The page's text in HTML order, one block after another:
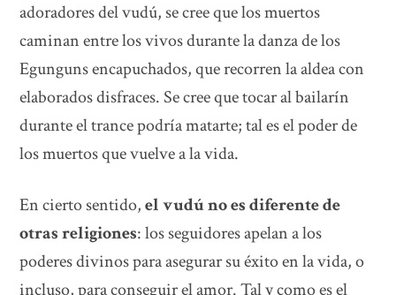
adoradores del vudú, se cree que los muertos
caminan entre los vivos durante la danza de los
Egunguns encapuchados, que recorren la aldea con
elaborados disfraces. Se cree que tocar al bailarín
durante el trance podría matarte; tal es el poder de
los muertos que vuelve a la vida.
En cierto sentido,el vudú no es diferente de
otras religiones: los seguidores apelan a los
poderes divinos para asegurar su éxito en la vida, o
incluso, para conseguir el amor. Tal y como es el